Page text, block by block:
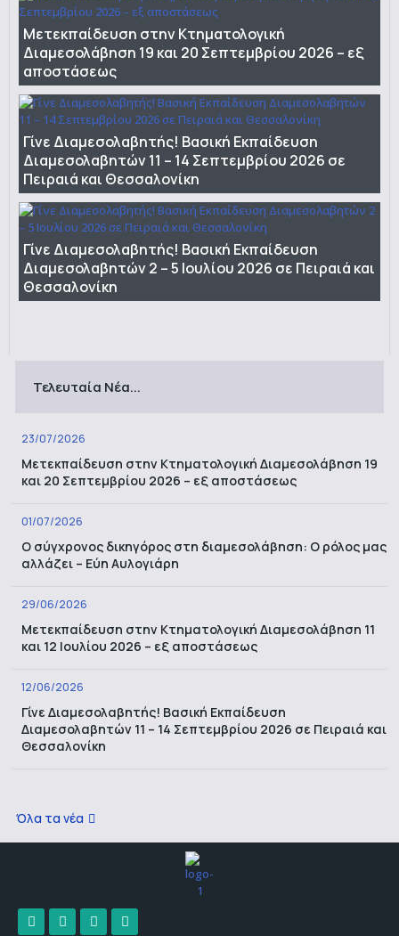
Μετεκπαίδευση στην Κτηματολογική
Διαμεσολάβηση 19 και 20 Σεπτεμβρίου 2026 – εξ
αποστάσεως
Γίνε Διαμεσολαβητής! Βασική Εκπαίδευση
Διαμεσολαβητών 11 – 14 Σεπτεμβρίου 2026 σε
Πειραιά και Θεσσαλονίκη
Γίνε Διαμεσολαβητής! Βασική Εκπαίδευση
Διαμεσολαβητών 2 – 5 Ιουλίου 2026 σε Πειραιά και
Θεσσαλονίκη
Τελευταία Νέα...
23/07/2026
Μετεκπαίδευση στην Κτηματολογική Διαμεσολάβηση 19
και 20 Σεπτεμβρίου 2026 – εξ αποστάσεως
01/07/2026
Ο σύγχρονος δικηγόρος στη διαμεσολάβηση: Ο ρόλος μας
αλλάζει – Εύη Αυλογιάρη
29/06/2026
Μετεκπαίδευση στην Κτηματολογική Διαμεσολάβηση 11
και 12 Ιουλίου 2026 – εξ αποστάσεως
12/06/2026
Γίνε Διαμεσολαβητής! Βασική Εκπαίδευση
Διαμεσολαβητών 11 – 14 Σεπτεμβρίου 2026 σε Πειραιά και
Θεσσαλονίκη
Όλα τα νέα